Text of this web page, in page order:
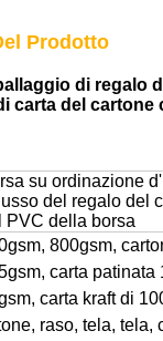
Prodotto
di regalo
carta del cartone
su ordinazione
del regalo del
PVC della borsa
800gsm,
carta patinata
carta kraftdi
raso, tela, tela,